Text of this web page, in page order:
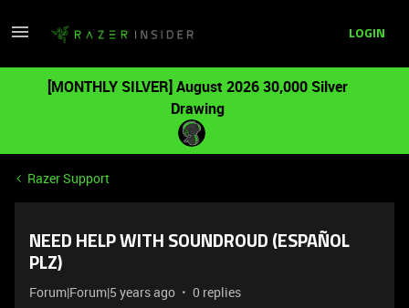
LOGIN
[MONTHLY SILVER] August 2026 30,000 Silver
Drawing
Razer Support
NEED HELP WITH SOUNDROUD (ESPAÑOL
PLZ)
Forum|Forum|5 years ago 0 replies